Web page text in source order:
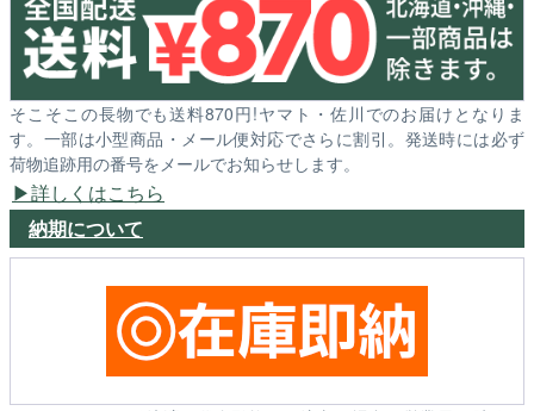
そこそこの長物でも送料870円!ヤマト・佐川でのお届けとなりま
す。一部は小型商品・メール便対応でさらに割引。発送時には必ず
荷物追跡用の番号をメールでお知らせします。
詳しくはこちら
納期について